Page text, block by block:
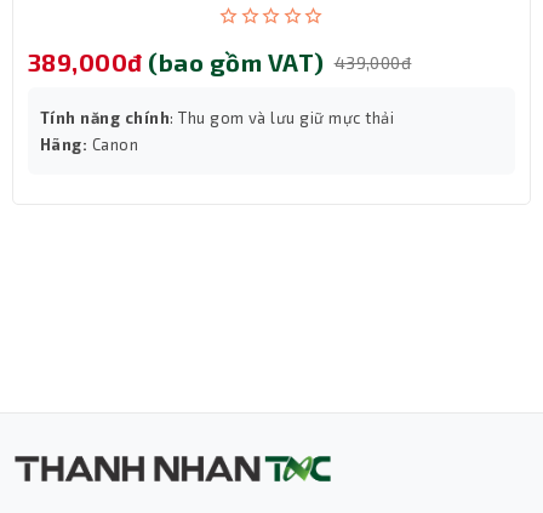
389,000đ (bao gồm VAT) 439,000đ
Tính năng chính: Thu gom và lưu giữ mực thải
Hãng: Canon